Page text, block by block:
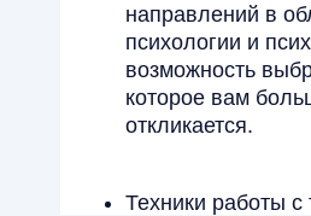
направлений в
психологии и
возможность
которое вам
откликается.
Техники работы с